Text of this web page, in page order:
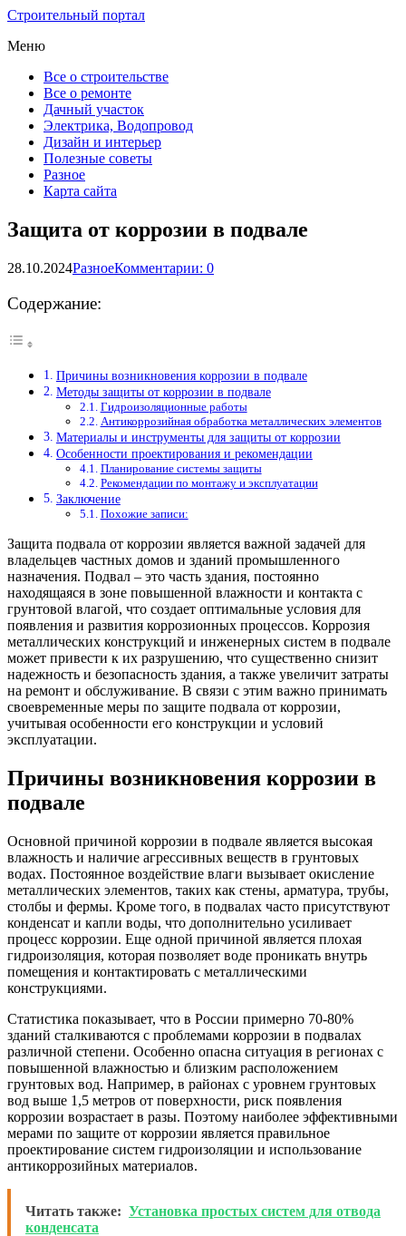
Строительный портал
Меню
Все о строительстве
Все о ремонте
Дачный участок
Электрика, Водопровод
Дизайн и интерьер
Полезные советы
Разное
Карта сайта
Защита от коррозии в подвале
28.10.2024РазноеКомментарии: 0
Содержание:
Причины возникновения коррозии в подвале
Методы защиты от коррозии в подвале
Гидроизоляционные работы
Антикоррозийная обработка металлических элементов
Материалы и инструменты для защиты от коррозии
Особенности проектирования и рекомендации
Планирование системы защиты
Рекомендации по монтажу и эксплуатации
Заключение
Похожие записи:
Защита подвала от коррозии является важной задачей для
владельцев частных домов и зданий промышленного
назначения. Подвал – это часть здания, постоянно
находящаяся в зоне повышенной влажности и контакта с
грунтовой влагой, что создает оптимальные условия для
появления и развития коррозионных процессов. Коррозия
металлических конструкций и инженерных систем в подвале
может привести к их разрушению, что существенно снизит
надежность и безопасность здания, а также увеличит затраты
на ремонт и обслуживание. В связи с этим важно принимать
своевременные меры по защите подвала от коррозии,
учитывая особенности его конструкции и условий
эксплуатации.
Причины возникновения коррозии в
подвале
Основной причиной коррозии в подвале является высокая
влажность и наличие агрессивных веществ в грунтовых
водах. Постоянное воздействие влаги вызывает окисление
металлических элементов, таких как стены, арматура, трубы,
столбы и фермы. Кроме того, в подвалах часто присутствуют
конденсат и капли воды, что дополнительно усиливает
процесс коррозии. Еще одной причиной является плохая
гидроизоляция, которая позволяет воде проникать внутрь
помещения и контактировать с металлическими
конструкциями.
Статистика показывает, что в России примерно 70-80%
зданий сталкиваются с проблемами коррозии в подвалах
различной степени. Особенно опасна ситуация в регионах с
повышенной влажностью и близким расположением
грунтовых вод. Например, в районах с уровнем грунтовых
вод выше 1,5 метров от поверхности, риск появления
коррозии возрастает в разы. Поэтому наиболее эффективными
мерами по защите от коррозии является правильное
проектирование систем гидроизоляции и использование
антикоррозийных материалов.
Читать также: Установка простых систем для отвода
конденсата